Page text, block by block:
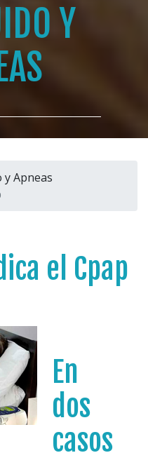
Y
y Apneas
el Cpap
En
dos
casos